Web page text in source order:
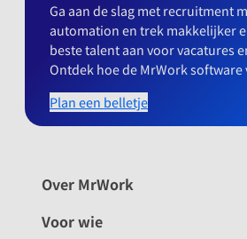
Ga aan de slag met recruitment
automation en trek makkelijker
beste talent aan voor vacatures
Ontdek hoe de MrWork
Plan een belletje
Over MrWork
Voor wie